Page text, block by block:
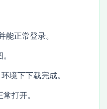
正常登录。
境下下载完成。
打开。